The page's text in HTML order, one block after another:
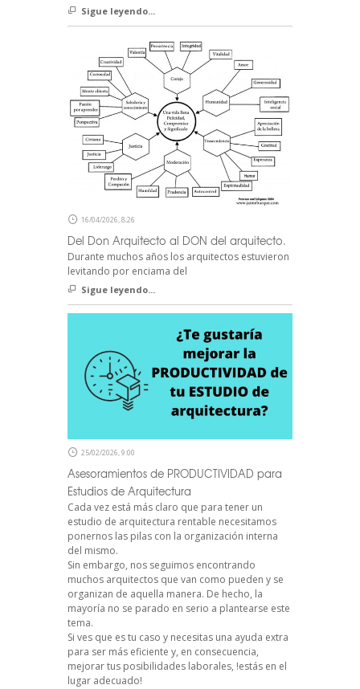
Sigue leyendo...
16/04/2026, 8:26
Del Don Arquitecto al DON del arquitecto.
Durante muchos años los arquitectos estuvieron
levitando por enciama del
Sigue leyendo...
25/02/2026, 9:00
Asesoramientos de PRODUCTIVIDAD para
Estudios de Arquitectura
Cada vez está más claro que para tener un
estudio de arquitectura rentable necesitamos
ponernos las pilas con la organización interna
del mismo.
Sin embargo, nos seguimos encontrando
muchos arquitectos que van como pueden y se
organizan de aquella manera. De hecho, la
mayoría no se parado en serio a plantearse este
tema.
Si ves que es tu caso y necesitas una ayuda extra
para ser más eficiente y, en consecuencia,
mejorar tus posibilidades laborales, !estás en el
lugar adecuado!